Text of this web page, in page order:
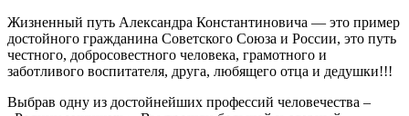
Жизненный путь Александра Константиновича — это пример
достойного гражданина Советского Союза и России, это путь
честного, добросовестного человека, грамотного и
заботливого воспитателя, друга, любящего отца и дедушки!!!
Выбрав одну из достойнейших профессий человечества –